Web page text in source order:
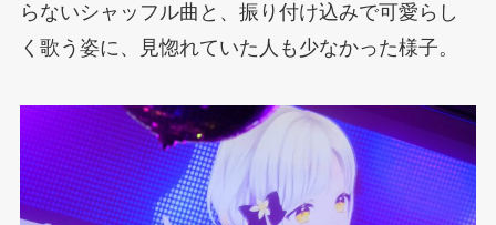
らないシャッフル曲と、振り付け込みで可愛らし
く歌う姿に、見惚れていた人も少なかった様子。